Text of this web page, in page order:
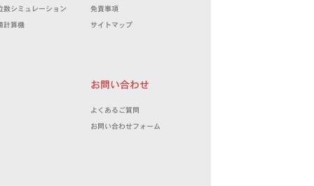
数シミュレーション
計算機
免責事項
サイトマップ
お問い合わせ
よくあるご質問
お問い合わせフォーム